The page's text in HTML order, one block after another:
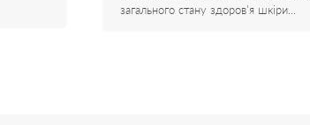
загального стану здоров'я шкіри…